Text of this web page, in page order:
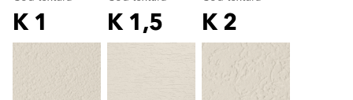
K 1 K 1,5 K 2
Cod textură
color_name